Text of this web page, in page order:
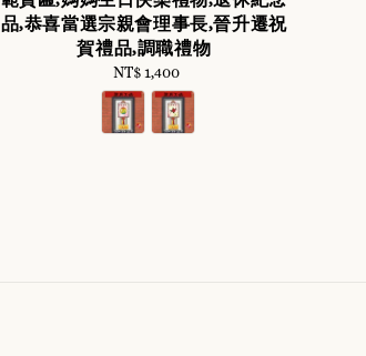
品,恭喜當選宗親會理事長,晉升遷祝
賀禮品,調職禮物
Regular
price
NT$ 1,400